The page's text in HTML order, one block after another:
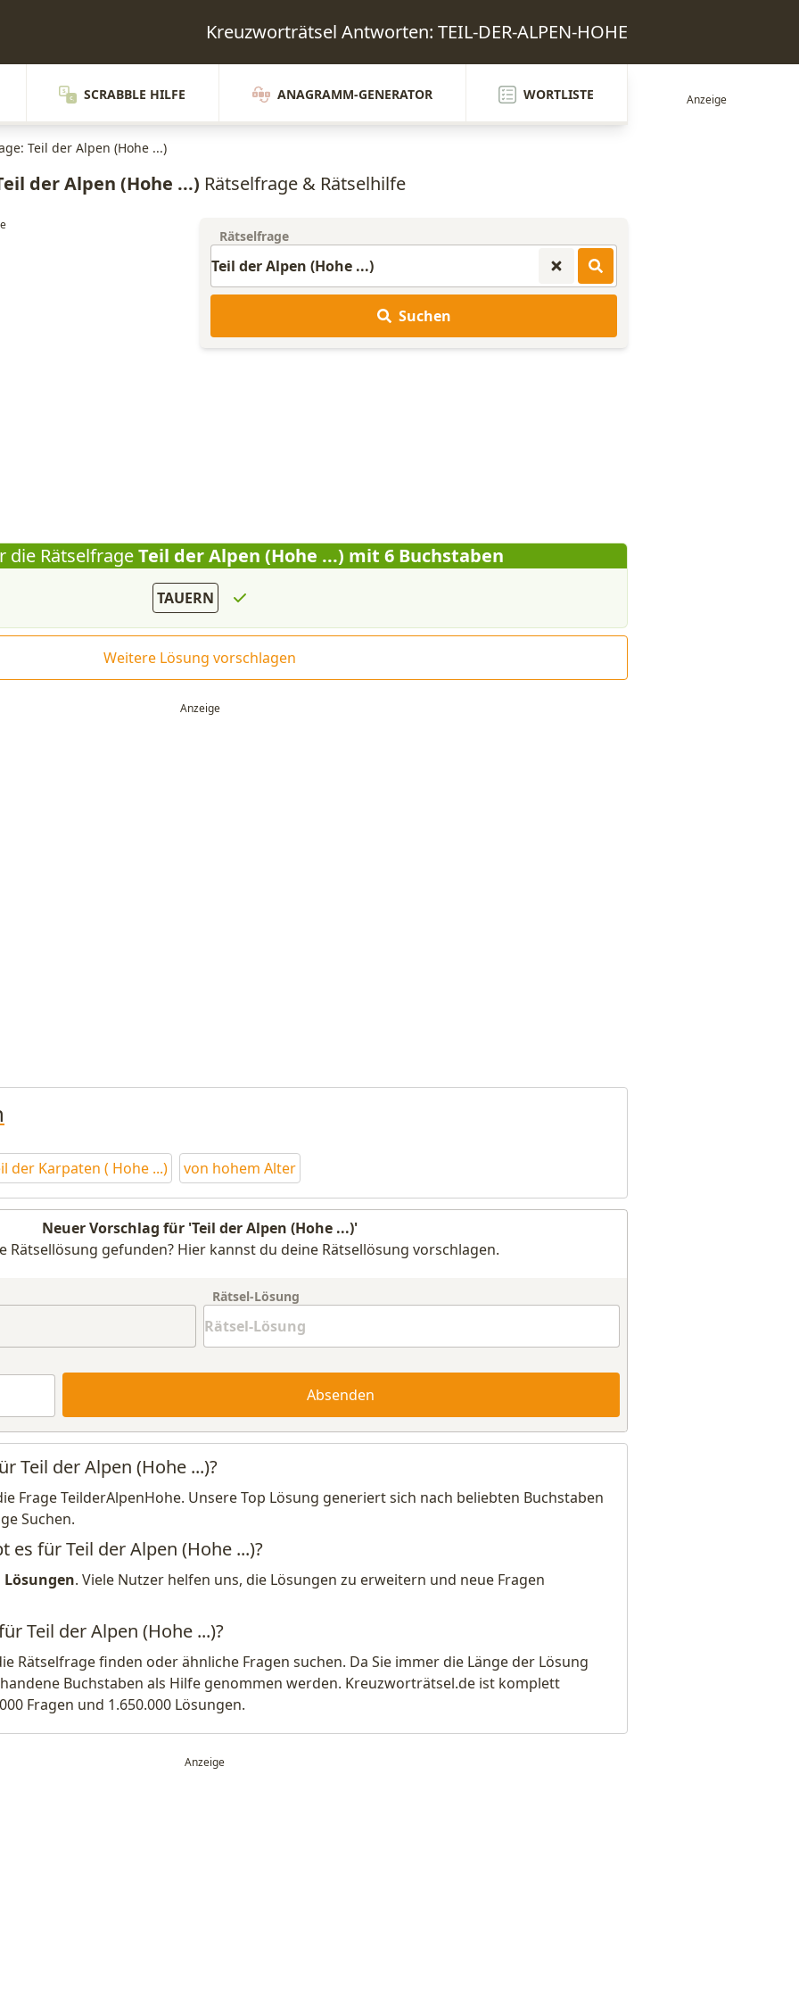
Kreuzworträtsel Antworten: TEIL-DER-ALPEN-HOHE
SCRABBLE HILFE ANAGRAMM-GENERATOR WORTLISTE
Teil der Alpen (Hohe ...)
der Alpen (Hohe ...) Rätselfrage & Rätselhilfe
Rätselfrage
Suchen
die RätselfrageTeil der Alpen (Hohe ...) mit 6 Buchstaben
TAUERN
Weitere Lösung vorschlagen
der Karpaten ( Hohe ...) von hohem Alter
Neuer Vorschlag für 'Teil der Alpen (Hohe ...)'
Rätsellösung gefunden? Hier kannst du deine Rätsellösung vorschlagen.
Rätsel-Lösung
Absenden
Teil der Alpen (Hohe ...)?
Frage TeilderAlpenHohe. Unsere Top Lösung generiert sich nach beliebten Buchstaben
Suchen.
es für Teil der Alpen (Hohe ...)?
Lösungen. Viele Nutzer helfen uns, die Lösungen zu erweitern und neue Fragen
Teil der Alpen (Hohe ...)?
Rätselfrage finden oder ähnliche Fragen suchen. Da Sie immer die Länge der Lösung
Buchstaben als Hilfe genommen werden. Kreuzworträtsel.de ist komplett
Fragen und 1.650.000 Lösungen.